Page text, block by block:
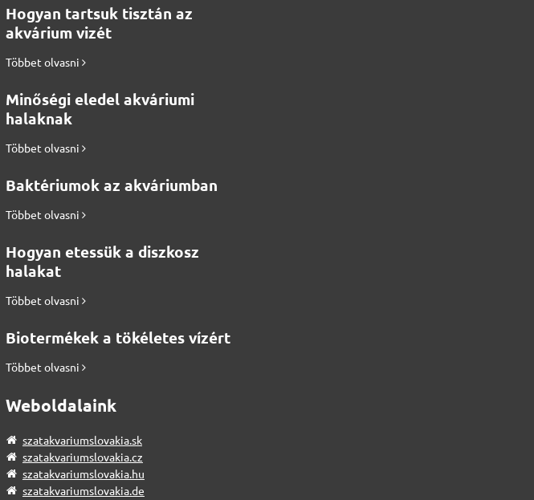
Hogyan tartsuk tisztán az
akvárium vizét
Többet olvasni
Minőségi eledel akváriumi
halaknak
Többet olvasni
Baktériumok az akváriumban
Többet olvasni
Hogyan etessük a diszkosz
halakat
Többet olvasni
Biotermékek a tökéletes vízért
Többet olvasni
Weboldalaink
szatakvariumslovakia.sk
szatakvariumslovakia.cz
szatakvariumslovakia.hu
szatakvariumslovakia.de